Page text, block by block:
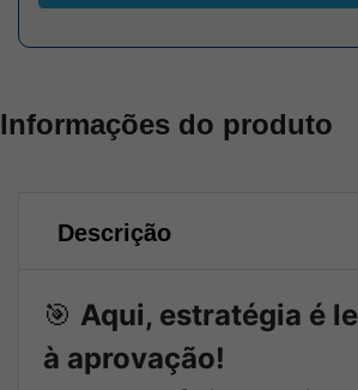
Informações do produto
Descrição
🎯 Aqui, estratégia é
à aprovação!